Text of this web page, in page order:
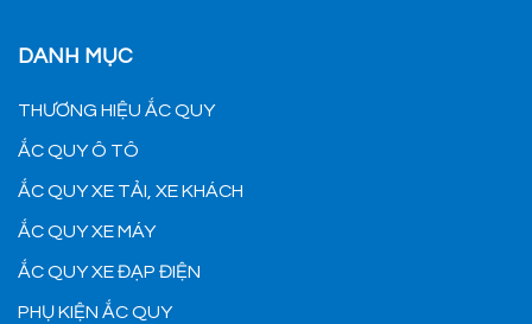
DANH MỤC
THƯƠNG HIỆU ẮC QUY
ẮC QUY Ô TÔ
ẮC QUY XE TẢI, XE KHÁCH
ẮC QUY XE MÁY
ẮC QUY XE ĐẠP ĐIỆN
PHỤ KIỆN ẮC QUY